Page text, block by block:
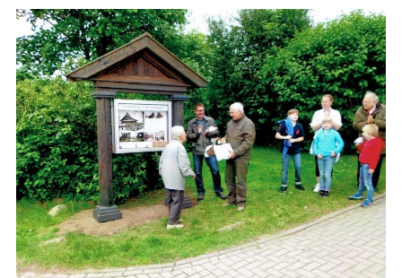
Wirtschaft
Kommentarrichtlinien und Netiquette für unsere Social Media-Kanäle
Willkommen in Strasburg (Uckermark)
Strasburger Ehrenamtspreis „SBG“
Welcome to Strasburg (Uckermark)
Ласкаво просимо до Штрасбурга (Уккермарк)